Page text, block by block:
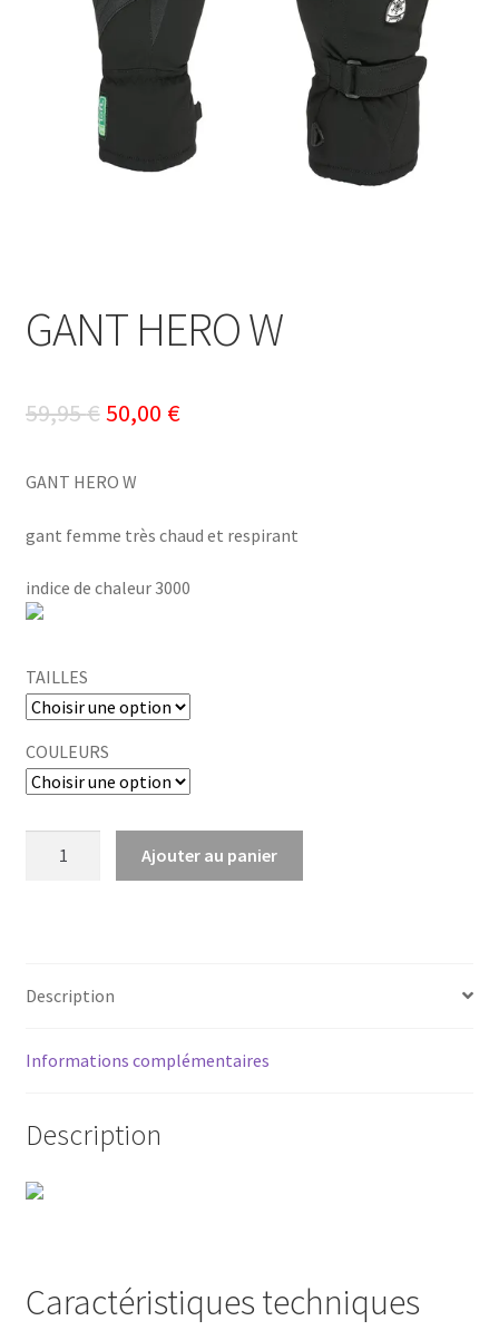
GANT HERO W
59,95€Le
initial
était :
50,00 €Le
est :
GANT HERO W
gant femme très chaud et respirant
indice de chaleur 3000
TAILLES
COULEURS
Ajouter au panier
Description
Informations complémentaires
Description
Caractéristiques techniques